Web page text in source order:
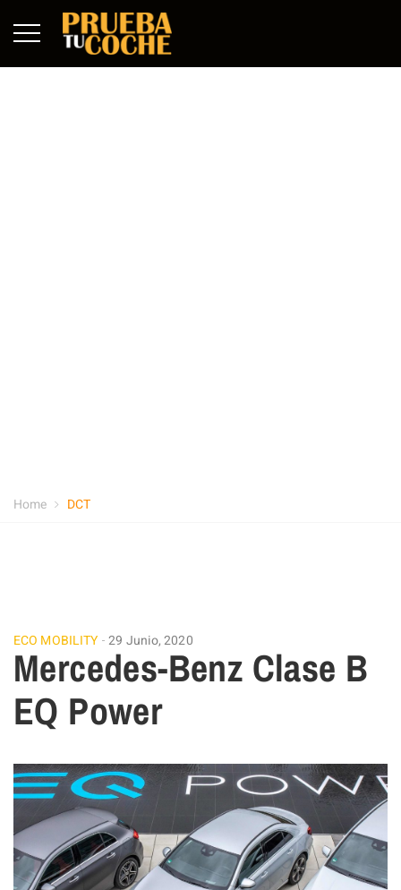
Home DCT
ECO MOBILITY 29 Junio, 2020
Mercedes-Benz Clase B
EQ Power